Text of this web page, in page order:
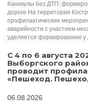
Каникулы без ДТП:
дороге На территории
профилактические
аварийности с участием
уделяется формированию у
С 4 по 6 августа
Выборгского
проводит
«Пешеход.
06.08.2026